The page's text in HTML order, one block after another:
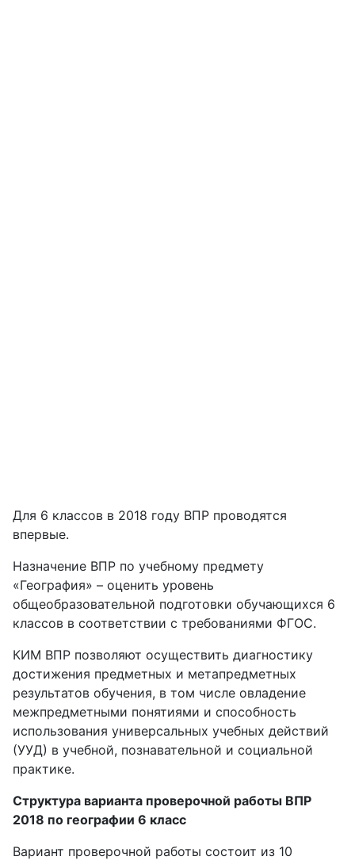
Для 6 классов в 2018 году ВПР проводятся
впервые.
Назначение ВПР по учебному предмету
«География» – оценить уровень
общеобразовательной подготовки обучающихся 6
классов в соответствии с требованиями ФГОС.
КИМ ВПР позволяют осуществить диагностику
достижения предметных и метапредметных
результатов обучения, в том числе овладение
межпредметными понятиями и способность
использования универсальных учебных действий
(УУД) в учебной, познавательной и социальной
практике.
Структура варианта проверочной работы ВПР
2018 по географии 6 класс
Вариант проверочной работы состоит из 10